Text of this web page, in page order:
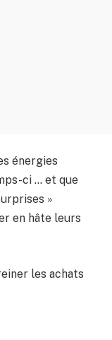
énergies
ci … et que
»
en hâte leurs
les achats